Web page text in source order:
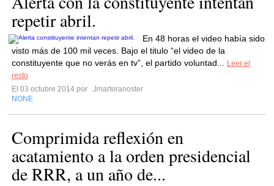
repetir abril.
En 48 horas el video había sido
visto más de 100 mil veces. Bajo el titulo “el video de la
constituyente que no verás en tv”, el partido voluntad...
Leer el
resto
El 03 octubre 2014 por
Jmartoranoster
NONE
Comprimida reflexión en
acatamiento a la orden presidencial
de RRR, a un año de...